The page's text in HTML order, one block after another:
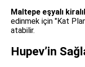
Maltepe eşyalı
edinmek için "Kat
atabilir.
Hupev’in